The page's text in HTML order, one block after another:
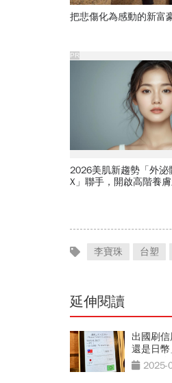
把悲傷化為感動的新富
2026美肌新趨勢「外泌
X」聯手，開啟高階養
PR
李寶珠 台塑
延伸閱讀
出國刷
還是日
開DCC陷
2025-